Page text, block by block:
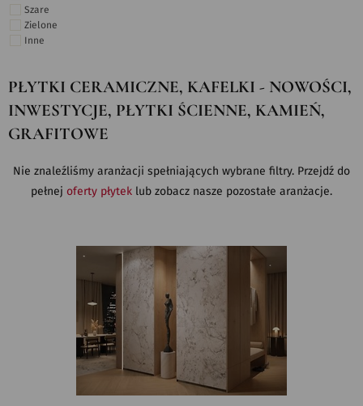
Szare
Zielone
Inne
PŁYTKI CERAMICZNE, KAFELKI - NOWOŚCI,
INWESTYCJE, PŁYTKI ŚCIENNE, KAMIEŃ,
GRAFITOWE
Nie znaleźliśmy aranżacji spełniających wybrane filtry. Przejdź do
pełnej oferty płytek lub zobacz nasze pozostałe aranżacje.